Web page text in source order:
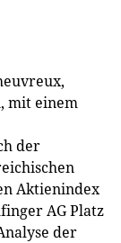
mit einem
der
Aktienindex
AG Platz
der